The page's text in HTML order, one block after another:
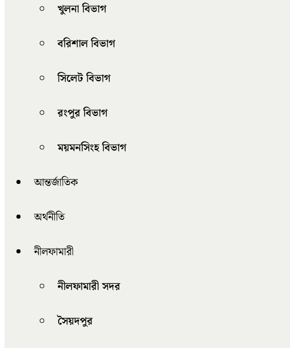
খুলনা বিভাগ
বরিশাল বিভাগ
সিলেট বিভাগ
রংপুর বিভাগ
ময়মনসিংহ বিভাগ
আন্তর্জাতিক
অর্থনীতি
নীলফামারী
নীলফামারী সদর
সৈয়দপুর